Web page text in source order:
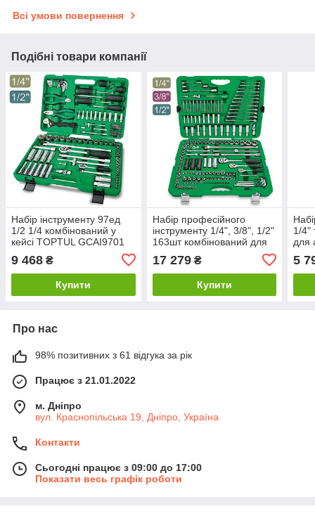
Всі умови повернення
Подібні товари компанії
Набір інструменту 97ед
1/2 1/4 комбінований у
кейсі TOPTUL GCAI9701
9 468 ₴
Купити
Набір професійного
інструменту 1/4", 3/8", 1/2"
163шт комбінований для
GCAI163R
17 279₴
Купити
1/4"
для
5
Про нас
98% позитивних з 61 відгука за рік
Працює з 21.01.2022
м. Дніпро
вул. Краснопільська 19, Дніпро, Україна
Контакти
Сьогодні працює з 09:00 до 17:00
Показати весь графік роботи